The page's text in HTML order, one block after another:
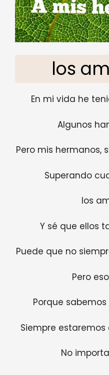
los
En mi vida he
Algunos
Pero mis hermanos,
Superando
los
Y sé que ellos
Puede que no
Pero
Porque
Siempre
No